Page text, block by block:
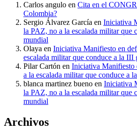
Carlos angulo en Cita en el
Colombia?
Sergio Álvarez García en Iniciativa
la PAZ, no a la escalada militar que
mundial
Olaya en Iniciativa Manifiesto en
escalada militar que conduce a la III
Pilar Cartón en Iniciativa Manifiesto
a la escalada militar que conduce a
blanca martinez bueno en Iniciativa
la PAZ, no a la escalada militar que
mundial
Archivos